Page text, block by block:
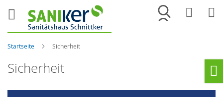
Merkliste
Startseite Sicherheit
Sicherheit